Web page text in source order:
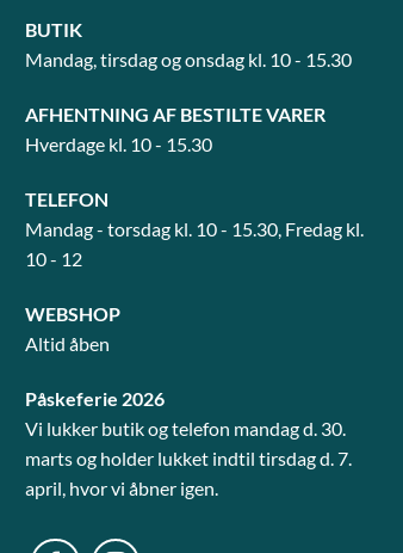
BUTIK
Mandag, tirsdag og onsdag kl. 10 - 15.30
AFHENTNING AF BESTILTE VARER
Hverdage kl. 10 - 15.30
TELEFON
Mandag - torsdag kl. 10 - 15.30, Fredag kl.
10 - 12
WEBSHOP
Altid åben
Påskeferie 2026
Vi lukker butik og telefon mandag d. 30.
marts og holder lukket indtil tirsdag d. 7.
april, hvor vi åbner igen.